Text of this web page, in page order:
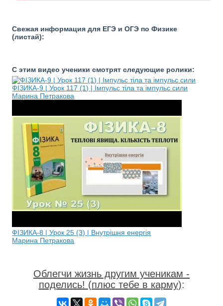
Свежая информация для ЕГЭ и ОГЭ по Физике
(листай):
С этим видео ученики смотрят следующие ролики:
ФІЗИКА-9 | Урок 117 (1) | Імпульс тіла та імпульс сили
Марина Петракова
ФІЗИКА-8 | Урок 25 (3) | Внутрішня енергія
Марина Петракова
Облегчи жизнь другим ученикам -
поделись! (плюс тебе в карму):